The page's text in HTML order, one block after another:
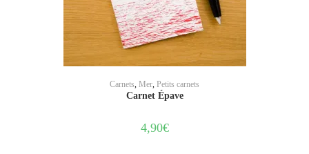
AJOUTER AU PANIER
Carnets, Mer, Petits carnets
Carnet Épave
4,90€